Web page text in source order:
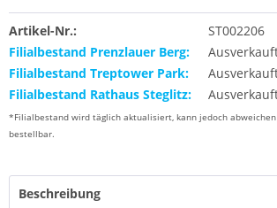
Artikel-Nr.:
ST002206
Filialbestand Prenzlauer Berg:
Filialbestand Treptower Park:
Filialbestand Rathaus Steglitz:
*Filialbestand wird täglich aktualisiert, kann jedoch
bestellbar.
Beschreibung